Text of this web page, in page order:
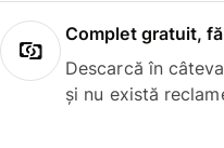
Complet gratuit,
Descarcă în
și nu există